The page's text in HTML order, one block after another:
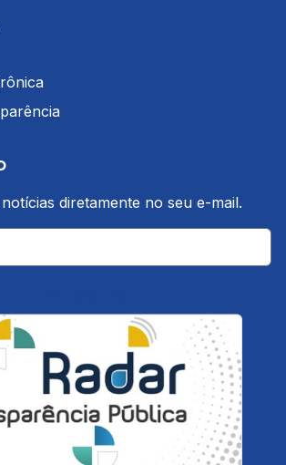
diretamente no seu e-mail.